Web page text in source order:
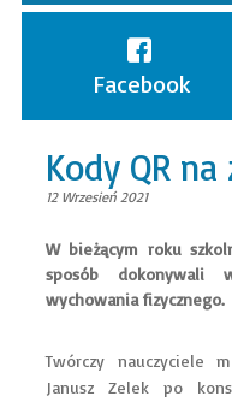
Facebook
Kody QR
12 Wrzesień 2021
​W bieżącym roku
sposób dokonywali
wychowania fizycznego.
Twórczy nauczyciele
Janusz Zelek po